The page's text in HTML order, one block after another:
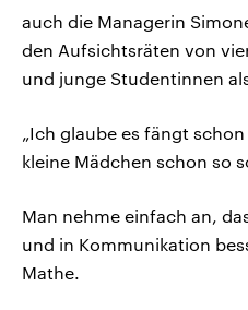
auch die Managerin
den Aufsichtsräten von
und junge Studentinnen
„Ich glaube es fängt
kleine Mädchen schon so
Man nehme einfach an,
und in Kommunikation
Mathe.